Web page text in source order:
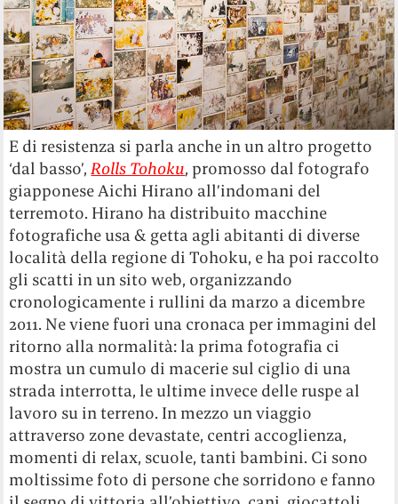
E di resistenza si parla anche in un altro progetto
‘dal basso’,Rolls Tohoku, promosso dal fotografo
giapponese Aichi Hirano all’indomani del
terremoto. Hirano ha distribuito macchine
fotografiche usa & getta agli abitanti di diverse
località della regione di Tohoku, e ha poi raccolto
gli scatti in un sito web, organizzando
cronologicamente i rullini da marzo a dicembre
2011. Ne viene fuori una cronaca per immagini del
ritorno alla normalità: la prima fotografia ci
mostra un cumulo di macerie sul ciglio di una
strada interrotta, le ultime invece delle ruspe al
lavoro su in terreno. In mezzo un viaggio
attraverso zone devastate, centri accoglienza,
momenti di relax, scuole, tanti bambini. Ci sono
moltissime foto di persone che sorridono e fanno